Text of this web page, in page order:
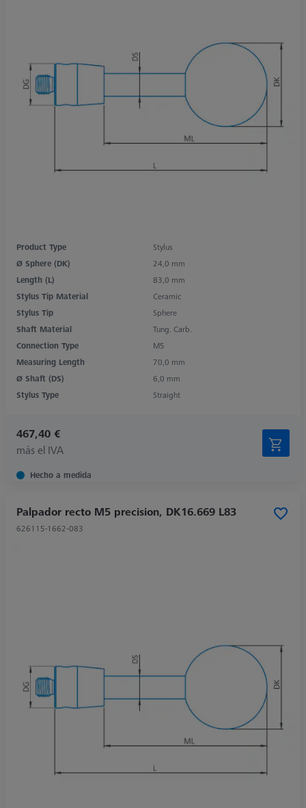
Product Type
Stylus
Ø Sphere (DK)
24,0 mm
Length (L)
83,0 mm
Stylus Tip Material
Ceramic
Stylus Tip
Sphere
Shaft Material
Tung. Carb.
Connection Type
M5
Measuring Length
70,0 mm
Ø Shaft (DS)
6,0 mm
Stylus Type
Straight
467,40 €
más el IVA
Hecho a medida
Palpador recto M5 precision, DK16.669 L83
626115-1662-083